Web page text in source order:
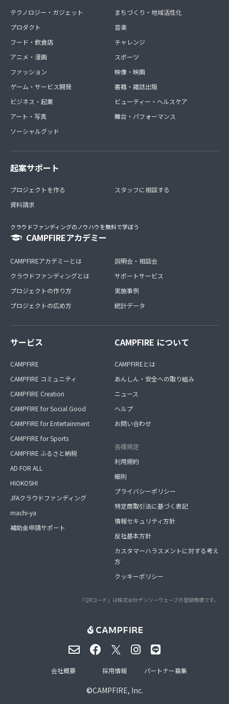
テクノロジー・ガジェット
プロダクト
フード・飲食店
アニメ・漫画
ファッション
ゲーム・サービス開発
ビジネス・起業
アート・写真
ソーシャルグッド
まちづくり・地域活性化
音楽
チャレンジ
スポーツ
映像・映画
書籍・雑誌出版
ビューティー・ヘルスケア
舞台・パフォーマンス
起案サポート
プロジェクトを作る
資料請求
スタッフに相談する
クラウドファンディングのノウハウを無料で学ぼう
CAMPFIREアカデミー
CAMPFIREアカデミーとは
クラウドファンディングとは
プロジェクトの作り方
プロジェクトの広め方
説明会・相談会
サポートサービス
実施事例
統計データ
サービス
CAMPFIRE
CAMPFIRE コミュニティ
CAMPFIRE Creation
CAMPFIRE for Social Good
CAMPFIRE for Entertainment
CAMPFIRE for Sports
CAMPFIRE ふるさと納税
AD FOR ALL
HIOKOSHI
JFAクラウドファンディング
machi-ya
補助金申請サポート
CAMPFIRE について
CAMPFIREとは
あんしん・安全への取り組み
ニュース
ヘルプ
お問い合わせ
各種規定
利用規約
細則
プライバシーポリシー
特定商取引法に基づく表記
情報セキュリティ方針
反社基本方針
カスタマーハラスメントに対する考え
方
クッキーポリシー
「QRコード」は株式会社デンソーウェーブの登録商標です。
©CAMPFIRE, Inc.
会社概要 採用情報 パートナー募集